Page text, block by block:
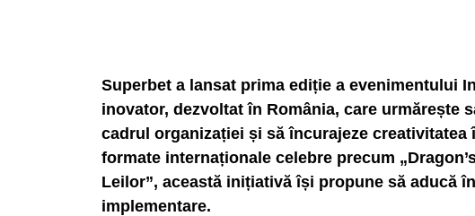
Superbet a lansat prima ediție a evenimentului
inovator, dezvoltat în România, care urmărește
cadrul organizației și să încurajeze
formate internaționale celebre precum
Leilor”, această inițiativă își propune să aducă
implementare.